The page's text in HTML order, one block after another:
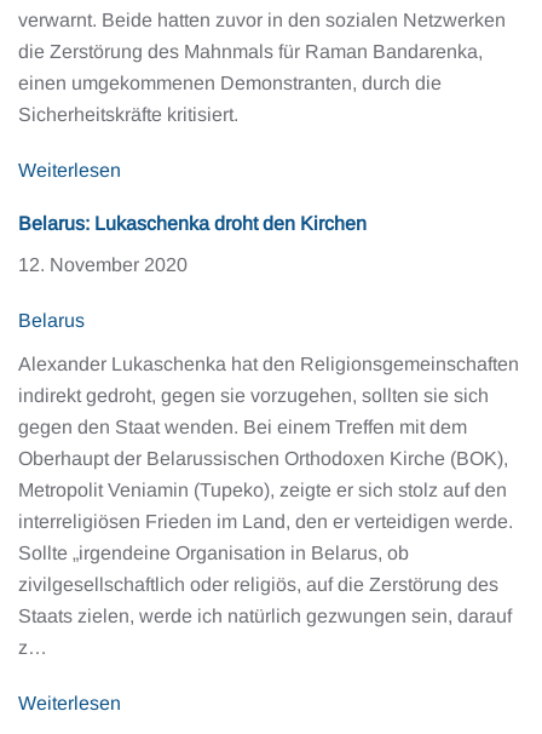
verwarnt. Beide hatten zuvor in den sozialen Netzwerken
die Zerstörung des Mahnmals für Raman Bandarenka,
einen umgekommenen Demonstranten, durch die
Sicherheitskräfte kritisiert.
Weiterlesen
Belarus: Lukaschenka droht den Kirchen
12. November 2020
Belarus
Alexander Lukaschenka hat den Religionsgemeinschaften
indirekt gedroht, gegen sie vorzugehen, sollten sie sich
gegen den Staat wenden. Bei einem Treffen mit dem
Oberhaupt der Belarussischen Orthodoxen Kirche (BOK),
Metropolit Veniamin (Tupeko), zeigte er sich stolz auf den
interreligiösen Frieden im Land, den er verteidigen werde.
Sollte „irgendeine Organisation in Belarus, ob
zivilgesellschaftlich oder religiös, auf die Zerstörung des
Staats zielen, werde ich natürlich gezwungen sein, darauf
z…
Weiterlesen